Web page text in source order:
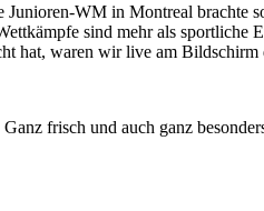
WM in Montreal brachte
sind mehr als sportliche
hat, waren wir live am Bildschirm
frisch und auch ganz